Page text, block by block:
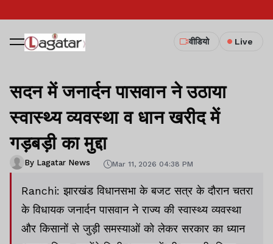
वीडियो Live
सदन में जनार्दन पासवान ने उठाया
स्वास्थ्य व्यवस्था व धान खरीद में
गड़बड़ी का मुद्दा
By Lagatar News Mar 11, 2026 04:38 PM
Ranchi: झारखंड विधानसभा के बजट सत्र के दौरान चतरा
के विधायक जनार्दन पासवान ने राज्य की स्वास्थ्य व्यवस्था
और किसानों से जुड़ी समस्याओं को लेकर सरकार का ध्यान